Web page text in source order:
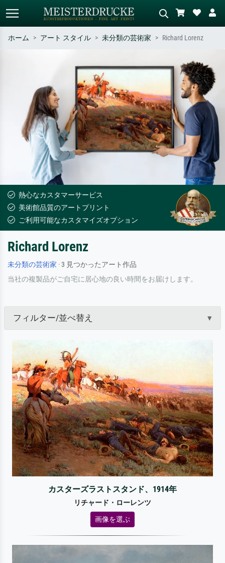
作家名・作品名・スタイルで検索
– 例：モネ、星月夜、印象派、北
斎の波、ヌード。
シーンを説明してください – 例：
緑の草原、赤の多い抽象画、暗い
油絵、木のそばの立ち姿のヌー
ド。
ホーム アート スタイル 未分類の芸術家 Richard Lorenz
熱心なカスタマーサービス
美術館品質のアートプリント
ご利用可能なカスタマイズオプション
Richard Lorenz
未分類の芸術家 · 3 見つかったアート作品
当社の複製品がご自宅に居心地の良い時間をお届けします。
フィルター/並べ替え
カスターズラストスタンド、1914年
リチャード・ローレンツ
画像を選ぶ